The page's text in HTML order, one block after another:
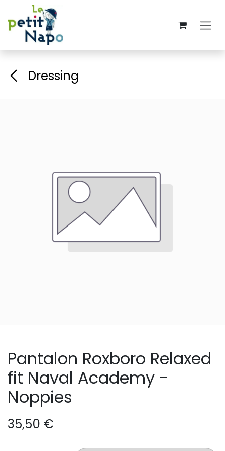
Se rendre au contenu
Dressing
Pantalon Roxboro Relaxed
fit Naval Academy -
Noppies
35,50 €